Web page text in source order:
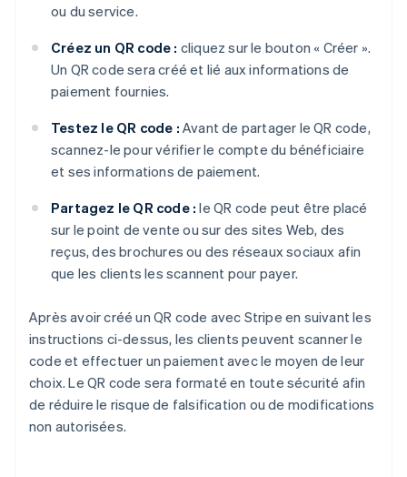
ou du service.
Créez un QR code : cliquez sur le bouton « Créer ».
Un QR code sera créé et lié aux informations de
paiement fournies.
Testez le QR code : Avant de partager le QR code,
scannez-le pour vérifier le compte du bénéficiaire
et ses informations de paiement.
Partagez le QR code : le QR code peut être placé
sur le point de vente ou sur des sites Web, des
reçus, des brochures ou des réseaux sociaux afin
que les clients les scannent pour payer.
Après avoir créé un QR code avec Stripe en suivant les
instructions ci-dessus, les clients peuvent scanner le
code et effectuer un paiement avec le moyen de leur
choix. Le QR code sera formaté en toute sécurité afin
de réduire le risque de falsification ou de modifications
non autorisées.